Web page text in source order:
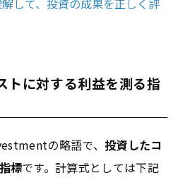
して、投資の成果を正しく評
トに対する利益を測る指
の略語で、 投資したコ
標です。計算式としては下記